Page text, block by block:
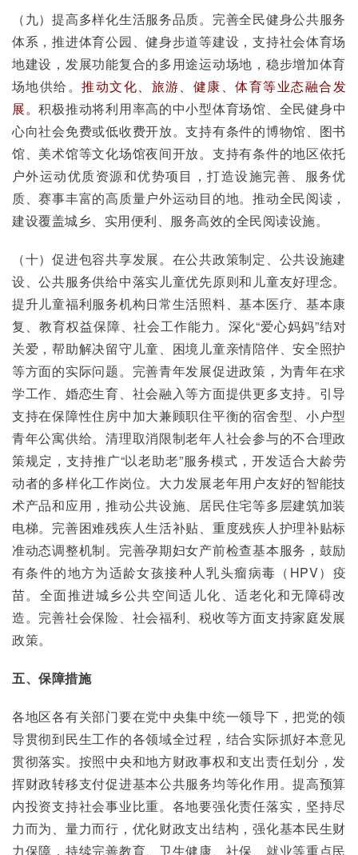
（九）提高多样化生活服务品质。完善全民健身公共服务
体系，推进体育公园、健身步道等建设，支持社会体育场
地建设，发展功能复合的多用途运动场地，稳步增加体育
场地供给。推动文化、旅游、健康、体育等业态融合发
展。积极推动将利用率高的中小型体育场馆、全民健身中
心向社会免费或低收费开放。支持有条件的博物馆、图书
馆、美术馆等文化场馆夜间开放。支持有条件的地区依托
户外运动优质资源和优势项目，打造设施完善、服务优
质、赛事丰富的高质量户外运动目的地。推动全民阅读，
建设覆盖城乡、实用便利、服务高效的全民阅读设施。
（十）促进包容共享发展。在公共政策制定、公共设施建
设、公共服务供给中落实儿童优先原则和儿童友好理念。
提升儿童福利服务机构日常生活照料、基本医疗、基本康
复、教育权益保障、社会工作能力。深化“爱心妈妈”结对
关爱，帮助解决留守儿童、困境儿童亲情陪伴、安全照护
等方面的实际问题。完善青年发展促进政策，为青年在求
学工作、婚恋生育、社会融入等方面提供更多支持。引导
支持在保障性住房中加大兼顾职住平衡的宿舍型、小户型
青年公寓供给。清理取消限制老年人社会参与的不合理政
策规定，支持推广“以老助老”服务模式，开发适合大龄劳
动者的多样化工作岗位。大力发展老年用户友好的智能技
术产品和应用，推动公共设施、居民住宅等多层建筑加装
电梯。完善困难残疾人生活补贴、重度残疾人护理补贴标
准动态调整机制。完善孕期妇女产前检查基本服务，鼓励
有条件的地方为适龄女孩接种人乳头瘤病毒（HPV）疫
苗。全面推进城乡公共空间适儿化、适老化和无障碍改
造。完善社会保险、社会福利、税收等方面支持家庭发展
政策。
五、保障措施
各地区各有关部门要在党中央集中统一领导下，把党的领
导贯彻到民生工作的各领域全过程，结合实际抓好本意见
贯彻落实。按照中央和地方财政事权和支出责任划分，发
挥财政转移支付促进基本公共服务均等化作用。提高预算
内投资支持社会事业比重。各地要强化责任落实，坚持尽
力而为、量力而行，优化财政支出结构，强化基本民生财
力保障，持续完善教育、卫生健康、社保、就业等重点民